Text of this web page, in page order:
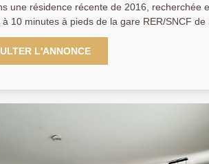
une résidence récente de 2016, recherchée
10 minutes à pieds de la gare RER/SNCF de
de toutes les commodités. Appartement de type
en dernier étage avec ascenseur
rangements, une cuisine équipée ouverte sur
(Agent commercial enregistré au RSAC Julie
L'ANNONCE